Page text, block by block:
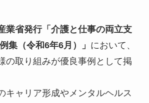
業省発行「介護と仕事の両立支
集（令和6年6月）」 において、
の取り組みが優良事例として掲
キャリア形成やメンタルヘルス